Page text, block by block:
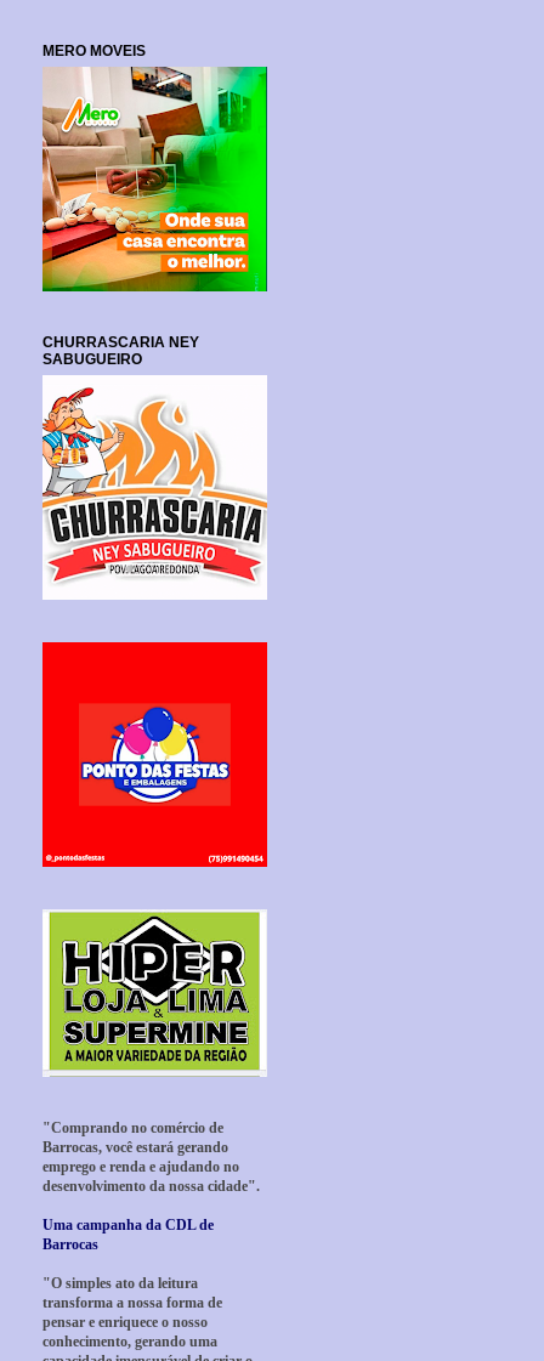
MERO MOVEIS
CHURRASCARIA NEY
SABUGUEIRO
"Comprando no comércio de
Barrocas, você estará gerando
emprego e renda e ajudando no
desenvolvimento da nossa cidade".
Uma campanha da CDL de
Barrocas
"O simples ato da leitura
transforma a nossa forma de
pensar e enriquece o nosso
conhecimento, gerando uma